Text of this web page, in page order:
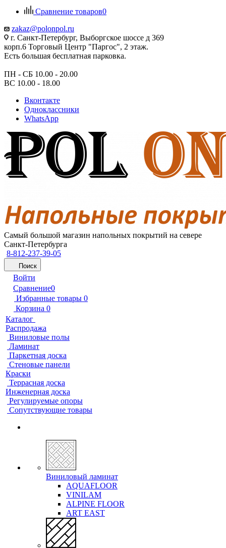
Сравнение товаров0
zakaz@polonpol.ru
г. Санкт-Петербург, Выборгское шоссе д 369
корп.6 Торговый Центр "Паргос", 2 этаж.
Есть большая бесплатная парковка.
ПН - СБ 10.00 - 20.00
ВС 10.00 - 18.00
Вконтакте
Одноклассники
WhatsApp
Самый большой магазин напольных покрытий на севере
Санкт-Петербурга
8-812-237-39-05
Поиск
Войти
Сравнение0
Избранные товары 0
Корзина 0
Каталог
Распродажа
Виниловые полы
Ламинат
Паркетная доска
Стеновые панели
Краски
Террасная доска
Инженерная доска
Регулируемые опоры
Сопутствующие товары
Виниловый ламинат
AQUAFLOOR
VINILAM
ALPINE FLOOR
ART EAST